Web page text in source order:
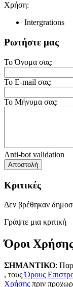
Χρήση:
Intergrations
Ρωτήστε μας
Το Όνομα σας:
Το E-mail σας:
Το Μήνυμα σας:
Anti-bot validation
Αποστολή
Κριτικές
Δεν βρέθηκαν
Γράψτε μια κριτική
Όροι
ΣΗΜΑΝΤΙΚΟ:
, τουςΌρους
Χρήσης πριν